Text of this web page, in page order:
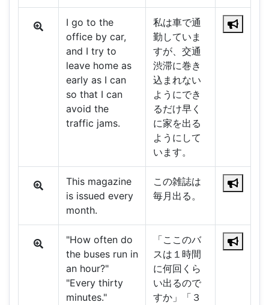
I go to the
office by car,
and I try to
leave home as
early as I can
so that I can
avoid the
traffic jams.
私は車で通
勤していま
すが、交通
渋滞に巻き
込まれない
ようにでき
るだけ早く
に家を出る
ようにして
います。
This magazine
is issued every
month.
この雑誌は
毎月出る。
"How often do
the buses run in
an hour?"
"Every thirty
minutes."
「ここのバ
スは１時間
に何回くら
い出るので
すか」「３